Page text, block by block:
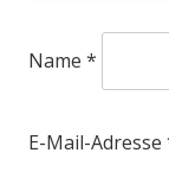
Name *
E-Mail-Adresse